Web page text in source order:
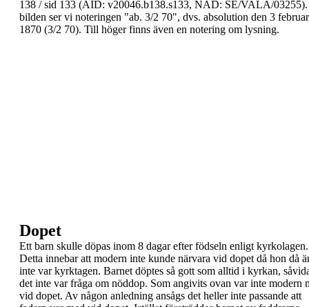
138 / sid 133 (AID: v20046.b138.s133, NAD: SE/VALA/
bilden ser vi noteringen "ab. 3/2 70", dvs. absolution den 3
1870 (3/2 70). Till högerfinns även en notering om lysning.
Dopet
Ett barn skulle döpas inom 8 dagar efter födseln enligt kyrkolagen.
Detta innebar att modern inte kunde närvara vid dopet då hon då
inte varkyrktagen. Barnet döptes så gott som alltid i kyrkan,
det inte var fråga om nöddop. Som angivits ovan var inte modern
vid dopet. Av någon anledning ansågs det heller inte passande att